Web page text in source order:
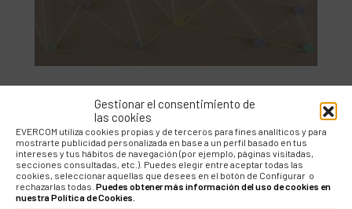
Gestionar el consentimiento de
las cookies
EVERCOM utiliza cookies propias y de terceros para fines analíticos y para
mostrarte publicidad personalizada en base a un perfil basado en tus
intereses y tus hábitos de navegación (por ejemplo, páginas visitadas,
secciones consultadas, etc.). Puedes elegir entre aceptar todas las
cookies, seleccionar aquellas que desees en el botón de Configurar o
rechazarlas todas. Puedes obtener más información del uso de cookies en
nuestra Política de Cookies.
BLOG
¿Qué puede aportar la
IA al marketing digital?